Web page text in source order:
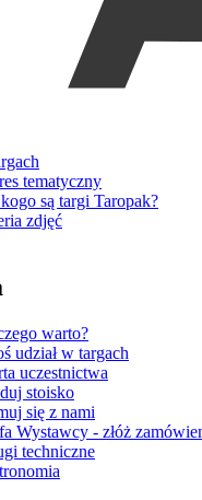
tematyczny
są targi Taropak?
zdjęć
warto?
udział w targach
uczestnictwa
stoisko
się z nami
Wystawcy - złóż
techniczne